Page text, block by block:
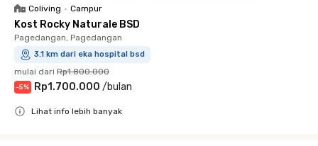
Coliving • Campur
Kost Rocky Naturale BSD
Pagedangan, Pagedangan
3.1 km dari eka hospital bsd
mulai dari Rp1.800.000
-5% Rp1.700.000 /bulan
Lihat info lebih banyak